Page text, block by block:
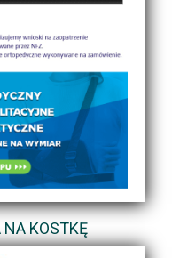
NA KOSTKĘ